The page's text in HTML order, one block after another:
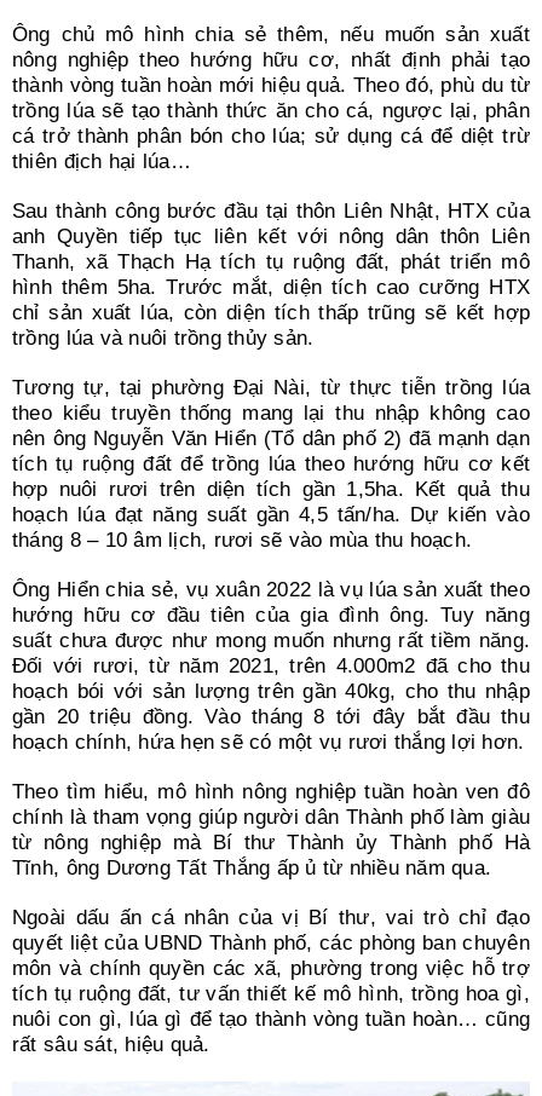
Ông chủ mô hình chia sẻ thêm, nếu muốn sản xuất
nông nghiệp theo hướng hữu cơ, nhất định phải tạo
thành vòng tuần hoàn mới hiệu quả. Theo đó, phù du từ
trồng lúa sẽ tạo thành thức ăn cho cá, ngược lại, phân
cá trở thành phân bón cho lúa; sử dụng cá để diệt trừ
thiên địch hại lúa…
Sau thành công bước đầu tại thôn Liên Nhật, HTX của
anh Quyền tiếp tục liên kết với nông dân thôn Liên
Thanh, xã Thạch Hạ tích tụ ruộng đất, phát triển mô
hình thêm 5ha. Trước mắt, diện tích cao cưỡng HTX
chỉ sản xuất lúa, còn diện tích thấp trũng sẽ kết hợp
trồng lúa và nuôi trồng thủy sản.
Tương tự, tại phường Đại Nài, từ thực tiễn trồng lúa
theo kiểu truyền thống mang lại thu nhập không cao
nên ông Nguyễn Văn Hiển (Tổ dân phố 2) đã mạnh dạn
tích tụ ruộng đất để trồng lúa theo hướng hữu cơ kết
hợp nuôi rươi trên diện tích gần 1,5ha. Kết quả thu
hoạch lúa đạt năng suất gần 4,5 tấn/ha. Dự kiến vào
tháng 8 – 10 âm lịch, rươi sẽ vào mùa thu hoạch.
Ông Hiển chia sẻ, vụ xuân 2022 là vụ lúa sản xuất theo
hướng hữu cơ đầu tiên của gia đình ông. Tuy năng
suất chưa được như mong muốn nhưng rất tiềm năng.
Đối với rươi, từ năm 2021, trên 4.000m2 đã cho thu
hoạch bói với sản lượng trên gần 40kg, cho thu nhập
gần 20 triệu đồng. Vào tháng 8 tới đây bắt đầu thu
hoạch chính, hứa hẹn sẽ có một vụ rươi thắng lợi hơn.
Theo tìm hiểu, mô hình nông nghiệp tuần hoàn ven đô
chính là tham vọng giúp người dân Thành phố làm giàu
từ nông nghiệp mà Bí thư Thành ủy Thành phố Hà
Tĩnh, ông Dương Tất Thắng ấp ủ từ nhiều năm qua.
Ngoài dấu ấn cá nhân của vị Bí thư, vai trò chỉ đạo
quyết liệt của UBND Thành phố, các phòng ban chuyên
môn và chính quyền các xã, phường trong việc hỗ trợ
tích tụ ruộng đất, tư vấn thiết kế mô hình, trồng hoa gì,
nuôi con gì, lúa gì để tạo thành vòng tuần hoàn… cũng
rất sâu sát, hiệu quả.